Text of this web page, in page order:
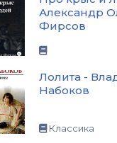
Александр
Фирсов
Лолита -
Набоков
Классика